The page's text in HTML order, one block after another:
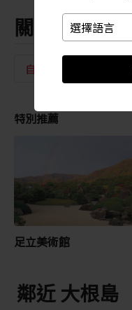
關鍵字
自然美景
特別推薦
足立美術館
鄰近 大根島